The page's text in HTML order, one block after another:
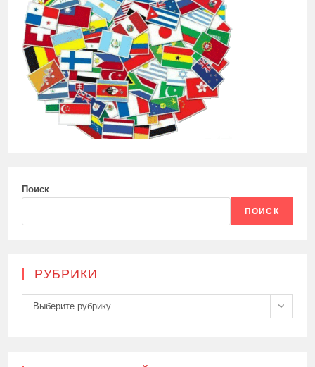
Поиск
ПОИСК
РУБРИКИ
Рубрики
Выберите рубрику